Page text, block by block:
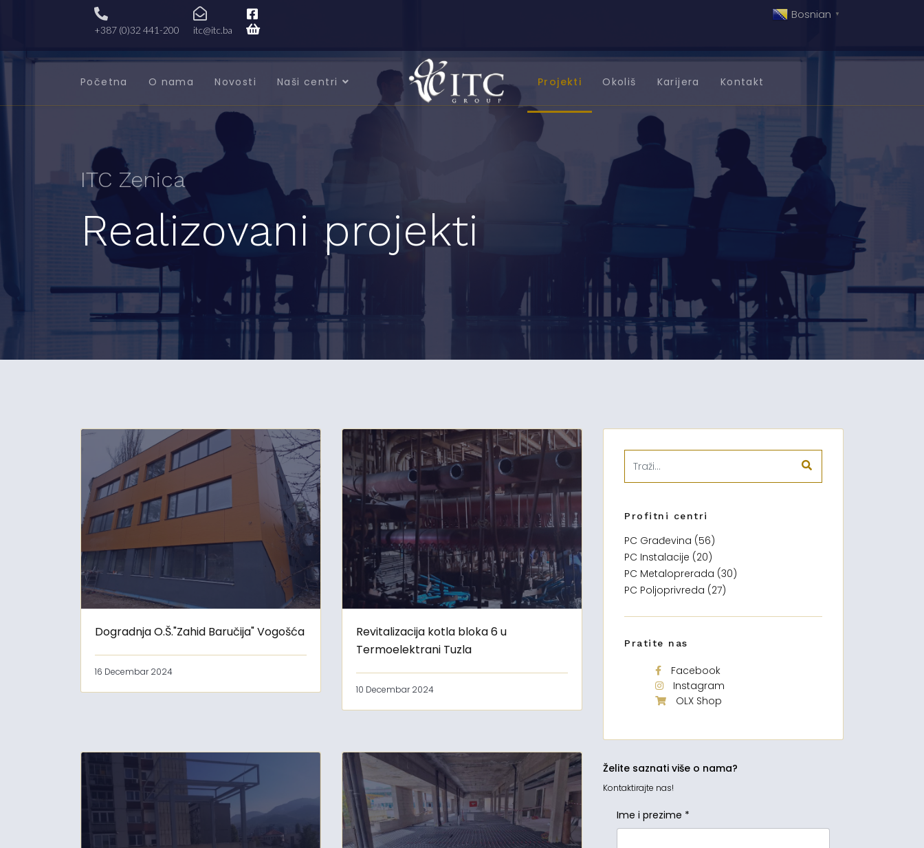
+387 (0)32 441-200 itc@itc.ba
Bosnian ▼
Početna O nama Novosti Naši centri Projekti Okoliš Karijera Kontakt
ITC Zenica
Realizovani projekti
Dogradnja O.Š."Zahid Baručija" Vogošća
16 Decembar 2024
Revitalizacija kotla bloka 6 u
Termoelektrani Tuzla
10 Decembar 2024
Profitni centri
PC Građevina (56)
PC Instalacije (20)
PC Metaloprerada (30)
PC Poljoprivreda (27)
Pratite nas
Facebook
Instagram
OLX Shop
Želite saznati više o nama?
Kontaktirajte nas!
Ime i prezime *